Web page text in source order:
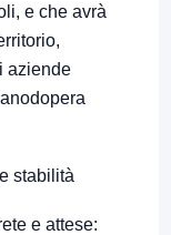
e che avrà
aziende
stabilità
e attese: